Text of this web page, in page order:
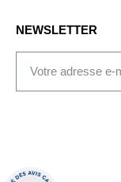
NEWSLETTER